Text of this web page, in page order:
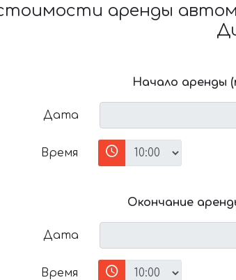
аренды
Начало аренды
Дата
Время
Окончание
Дата
Время